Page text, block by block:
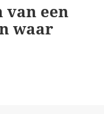
van een
waar